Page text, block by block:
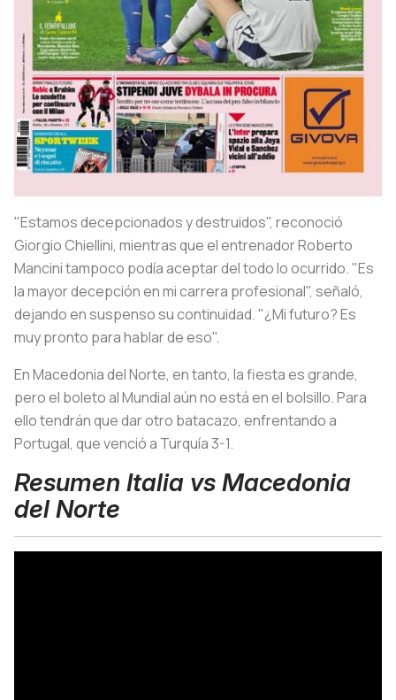
"Estamos decepcionados y destruidos", reconoció
Giorgio Chiellini, mientras que el entrenador Roberto
Mancini tampoco podía aceptar del todo lo ocurrido. "Es
la mayor decepción en mi carrera profesional", señaló,
dejando en suspenso su continuidad. "¿Mi futuro? Es
muy pronto para hablar de eso".
En Macedonia del Norte, en tanto, la fiesta es grande,
pero el boleto al Mundial aún no está en el bolsillo. Para
ello tendrán que dar otro batacazo, enfrentando a
Portugal, que venció a Turquía 3-1.
Resumen Italia vs Macedonia
del Norte